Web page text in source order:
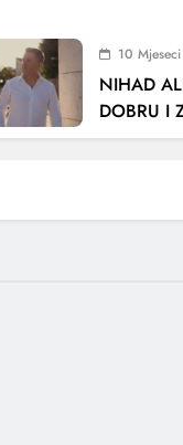
PJESMU POZVALI
10 Mjeseci
NIHAD
DOBRU I
LJUBAVI I